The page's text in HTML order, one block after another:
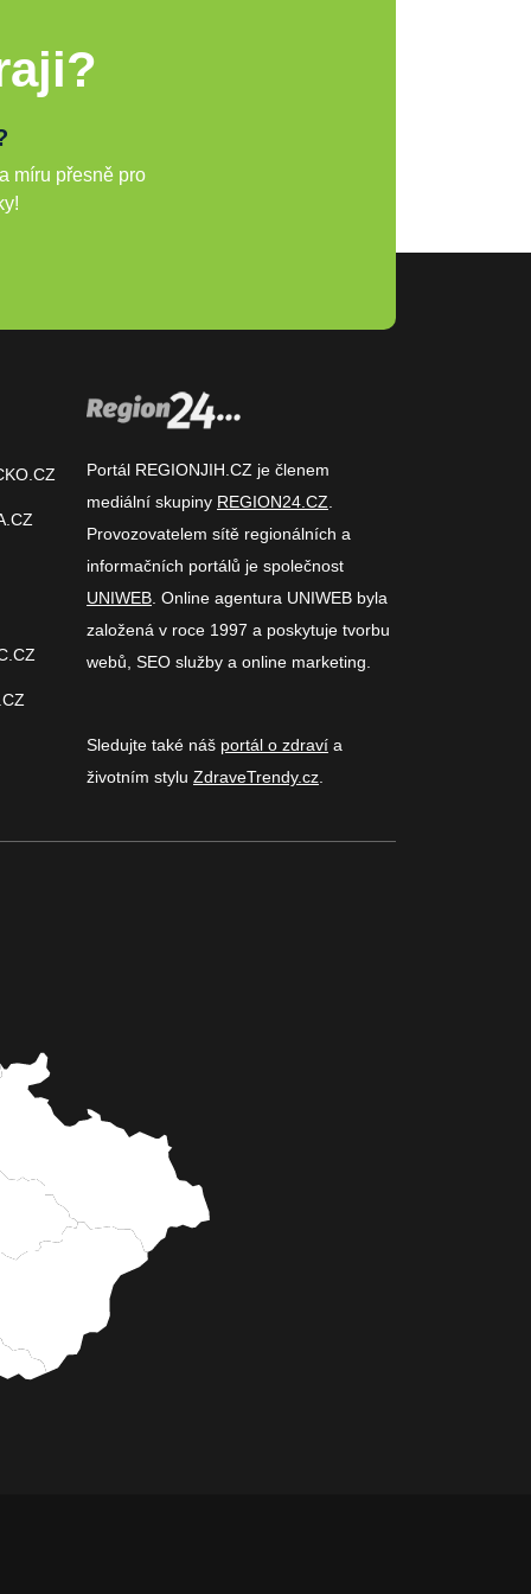
míru přesně pro
Portál REGIONJIH.CZ je členem
mediální skupiny REGION24.CZ
Provozovatelem sítě regionálních a
informačních portálů je společnost
UNIWEB . Online agentura UNIWEB byla
založená v roce 1997 a poskytuje tvorbu
webů, SEO služby a online marketing.
Sledujte také náš portál o zdraví a
životním stylu ZdraveTrendy.cz